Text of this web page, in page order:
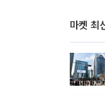
마켓 최